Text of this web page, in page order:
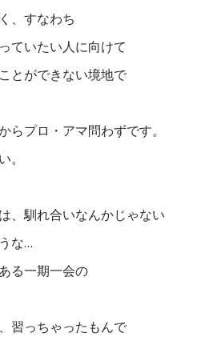
、すなわち
ていたい人に向けて
とができない境地で
らプロ・アマ問わずです。
。
、馴れ合いなんかじゃない
な…
る一期一会の
習っちゃったもんで